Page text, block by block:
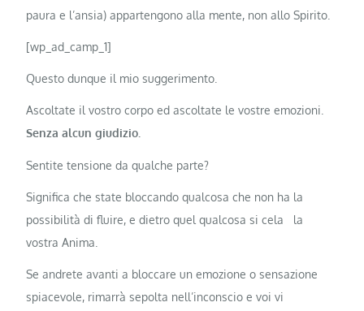
paura e l’ansia) appartengono alla mente, non allo Spirito.
[wp_ad_camp_1]
Questo dunque il mio suggerimento.
Ascoltate il vostro corpo ed ascoltate le vostre emozioni.
Senza alcun giudizio.
Sentite tensione da qualche parte?
Significa che state bloccando qualcosa che non ha la
possibilità di fluire, e dietro quel qualcosa si cela la
vostra Anima.
Se andrete avanti a bloccare un emozione o sensazione
spiacevole, rimarrà sepolta nell’inconscio e voi vi